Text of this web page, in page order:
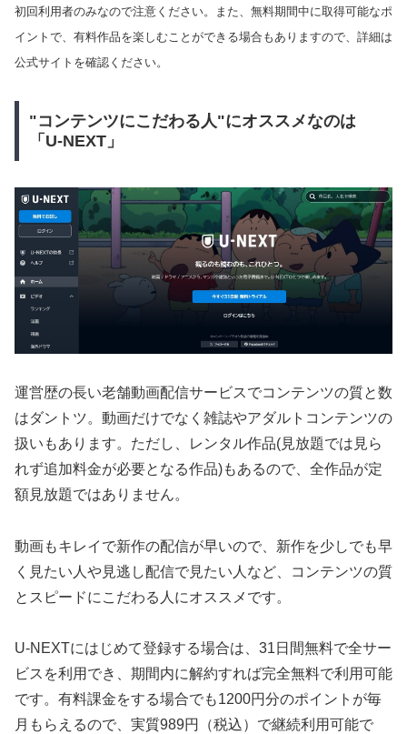
初回利用者のみなので注意ください。また、無料期間中に取得可能なポ
イントで、有料作品を楽しむことができる場合もありますので、詳細は
公式サイトを確認ください。
"コンテンツにこだわる人"にオススメなのは
「U-NEXT」
運営歴の長い老舗動画配信サービスでコンテンツの質と数
はダントツ。動画だけでなく雑誌やアダルトコンテンツの
扱いもあります。ただし、レンタル作品(見放題では見ら
れず追加料金が必要となる作品)もあるので、全作品が定
額見放題ではありません。
動画もキレイで新作の配信が早いので、新作を少しでも早
く見たい人や見逃し配信で見たい人など、コンテンツの質
とスピードにこだわる人にオススメです。
U-NEXTにはじめて登録する場合は、31日間無料で全サー
ビスを利用でき、期間内に解約すれば完全無料で利用可能
です。有料課金をする場合でも1200円分のポイントが毎
月もらえるので、実質989円（税込）で継続利用可能で